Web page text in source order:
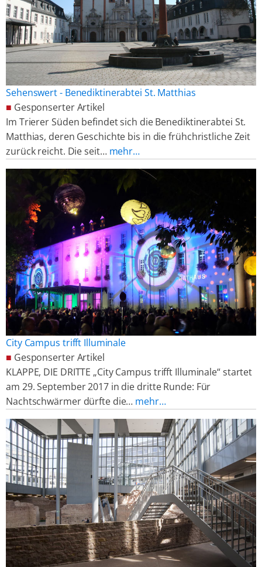
Sehenswert - Benediktinerabtei St. Matthias
■ Gesponserter Artikel
Im Trierer Süden befindet sich die Benediktinerabtei St.
Matthias, deren Geschichte bis in die frühchristliche Zeit
zurück reicht. Die seit… mehr…
City Campus trifft Illuminale
■ Gesponserter Artikel
KLAPPE, DIE DRITTE „City Campus trifft Illuminale“ startet
am 29. September 2017 in die dritte Runde: Für
Nachtschwärmer dürfte die… mehr…